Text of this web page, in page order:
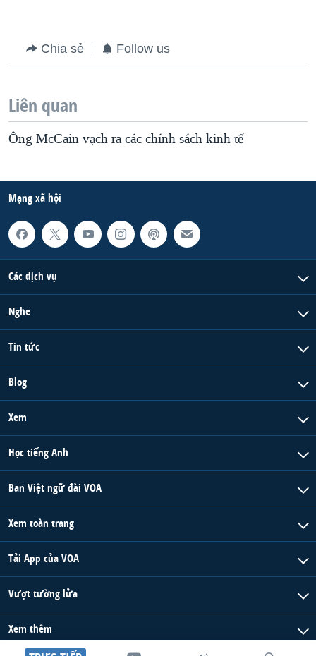
Chia sẻ Follow us
Liên quan
Ông McCain vạch ra các chính sách kinh tế
Mạng xã hội
Các dịch vụ
Nghe
Tin tức
Blog
Xem
Học tiếng Anh
Ban Việt ngữ đài VOA
Xem toàn trang
Tải App của VOA
Vượt tường lửa
Xem thêm